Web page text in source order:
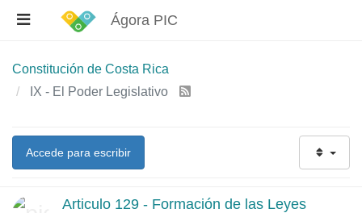
Ágora PIC
Constitución de Costa Rica
IX - El Poder Legislativo
Accede para escribir
Articulo 129 - Formación de las Leyes